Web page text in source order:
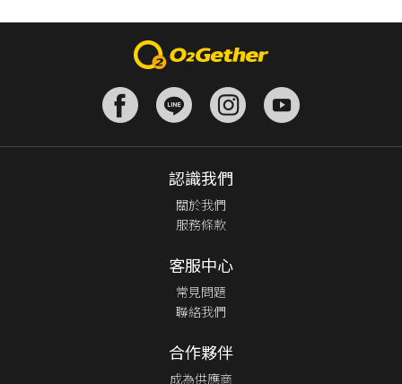
認識我們
關於我們
服務條款
客服中心
常見問題
聯絡我們
合作夥伴
成為供應商